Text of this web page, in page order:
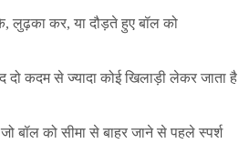
लुढ़का कर, या दौड़ते हुए बॉल को
कदम से ज्यादा कोई खिलाड़ी लेकर जाता है
बॉल को सीमा से बाहर जाने से पहले स्पर्श